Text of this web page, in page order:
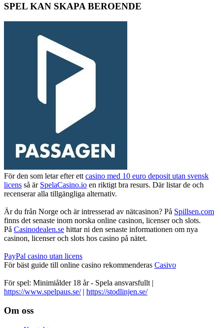
SPEL KAN SKAPA BEROENDE
För den som letar efter ett casino med 10 euro deposit utan svensk
licens så är SpelaCasino.io en riktigt bra resurs. Där listar de och
recenserar alla tillgängliga alternativ.
Är du från Norge och är intresserad av nätcasinon? På Spillsen.com
finns det senaste inom norska online casinon, licenser och slots.
På Casinodealen.se hittar ni den senaste informationen om nya
casinon, licenser och slots hos casino på nätet.
PayPal casino utan licens
För bäst guide till online casino rekommenderas Casivo
För spel: Minimiålder 18 år - Spela ansvarsfullt |
https://www.spelpaus.se/| https://stodlinjen.se/
Footer
Om oss